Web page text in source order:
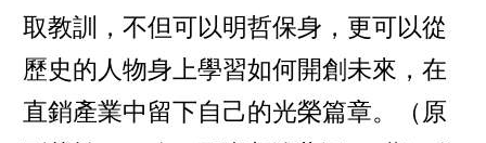
取教訓，不但可以明哲保身，更可以從
歷史的人物身上學習如何開創未來，在
直銷產業中留下自己的光榮篇章。（原